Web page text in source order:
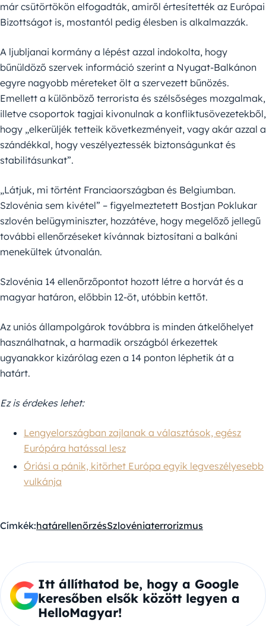
már csütörtökön elfogadták, amiről értesítették az Európai
Bizottságot is, mostantól pedig élesben is alkalmazzák.
A ljubljanai kormány a lépést azzal indokolta, hogy
bűnüldöző szervek információ szerint a Nyugat-Balkánon
egyre nagyobb méreteket ölt a szervezett bűnözés.
Emellett a különböző terrorista és szélsőséges mozgalmak,
illetve csoportok tagjai kivonulnak a konfliktusövezetekből,
hogy „elkerüljék tetteik következményeit, vagy akár azzal a
szándékkal, hogy veszélyeztessék biztonságunkat és
stabilitásunkat”.
„Látjuk, mi történt Franciaországban és Belgiumban.
Szlovénia sem kivétel” – figyelmeztetett Bostjan Poklukar
szlovén belügyminiszter, hozzátéve, hogy megelőző jellegű
további ellenőrzéseket kívánnak biztosítani a balkáni
menekültek útvonalán.
Szlovénia 14 ellenőrzőpontot hozott létre a horvát és a
magyar határon, előbbin 12-öt, utóbbin kettőt.
Az uniós állampolgárok továbbra is minden átkelőhelyet
használhatnak, a harmadik országból érkezettek
ugyanakkor kizárólag ezen a 14 ponton léphetik át a
határt.
Ez is érdekes lehet:
Lengyelországban zajlanak a választások, egész
Európára hatással lesz
Óriási a pánik, kitörhet Európa egyik legveszélyesebb
vulkánja
Címkék:határellenőrzésSzlovéniaterrorizmus
Itt állíthatod be, hogy a Google
keresőben elsők között legyen a
HelloMagyar!